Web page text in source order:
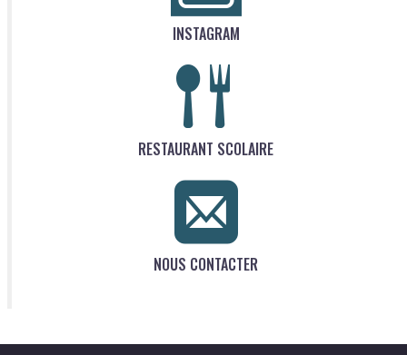
INSTAGRAM
RESTAURANT SCOLAIRE
NOUS CONTACTER